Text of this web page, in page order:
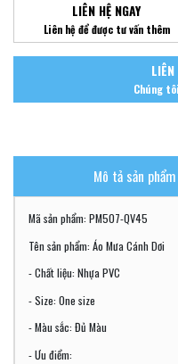
LIÊN HỆ NGAY
Liên hệ để được tư vấn thêm
Chúng
Mô tả sản phẩm
Mã sản phẩm: PM507-QV45
Tên sản phẩm: Áo Mưa Cánh Dơi
- Chất liệu: Nhựa PVC
- Size: One size
- Màu sắc: Đủ Màu
- Ưu điểm: